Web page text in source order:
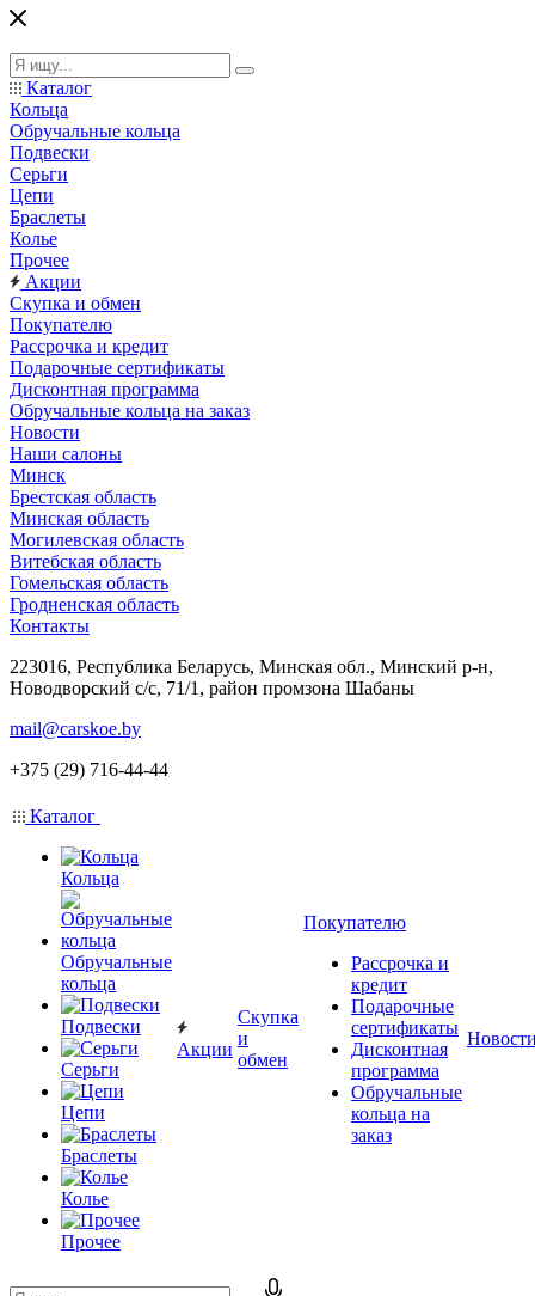
Каталог
Кольца
Обручальные кольца
Подвески
Серьги
Цепи
Браслеты
Колье
Прочее
Акции
Скупка и обмен
Покупателю
Рассрочка и кредит
Подарочные сертификаты
Дисконтная программа
Обручальные кольца на заказ
Новости
Наши салоны
Минск
Брестская область
Минская область
Могилевская область
Витебская область
Гомельская область
Гродненская область
Контакты
223016, Республика Беларусь, Минская обл., Минский р-н,
Новодворский с/с, 71/1, район промзона Шабаны
mail@carskoe.by
+375 (29) 716-44-44
Каталог
Кольца
Обручальные
кольца
Подвески
Серьги
Цепи
Браслеты
Колье
Прочее
Акции
Скупка
и
обмен
Покупателю
Рассрочка и
кредит
Подарочные
сертификаты
Дисконтная
программа
Обручальные
кольца на
заказ